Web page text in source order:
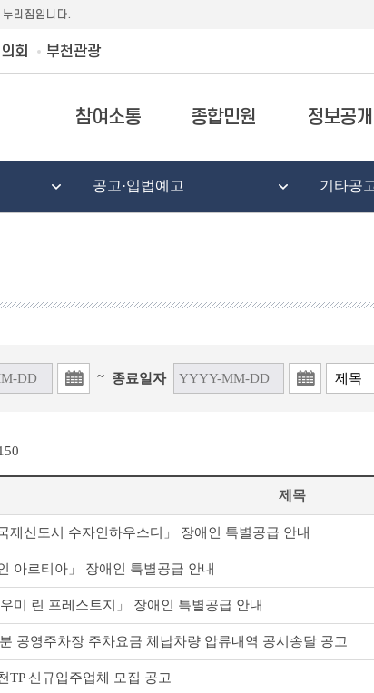
리집입니다.
회 부천관광
참여소통 종합민원 정보공개
공고·입법예고 기타공
~ 종료일자
제목
제신도시 수자인하우스디」 장애인 특별공급 안내
아르티아」 장애인 특별공급 안내
미 린 프레스트지」 장애인 특별공급 안내
공영주차장 주차요금 체납차량 압류내역 공시송달 공고
TP 신규입주업체 모집 공고